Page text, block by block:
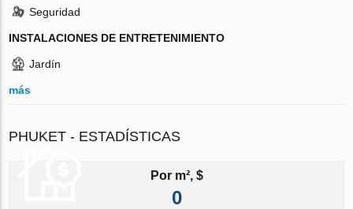
Seguridad
INSTALACIONES DE ENTRETENIMIENTO
Jardín
más
PHUKET - ESTADÍSTICAS
Por m², $
0